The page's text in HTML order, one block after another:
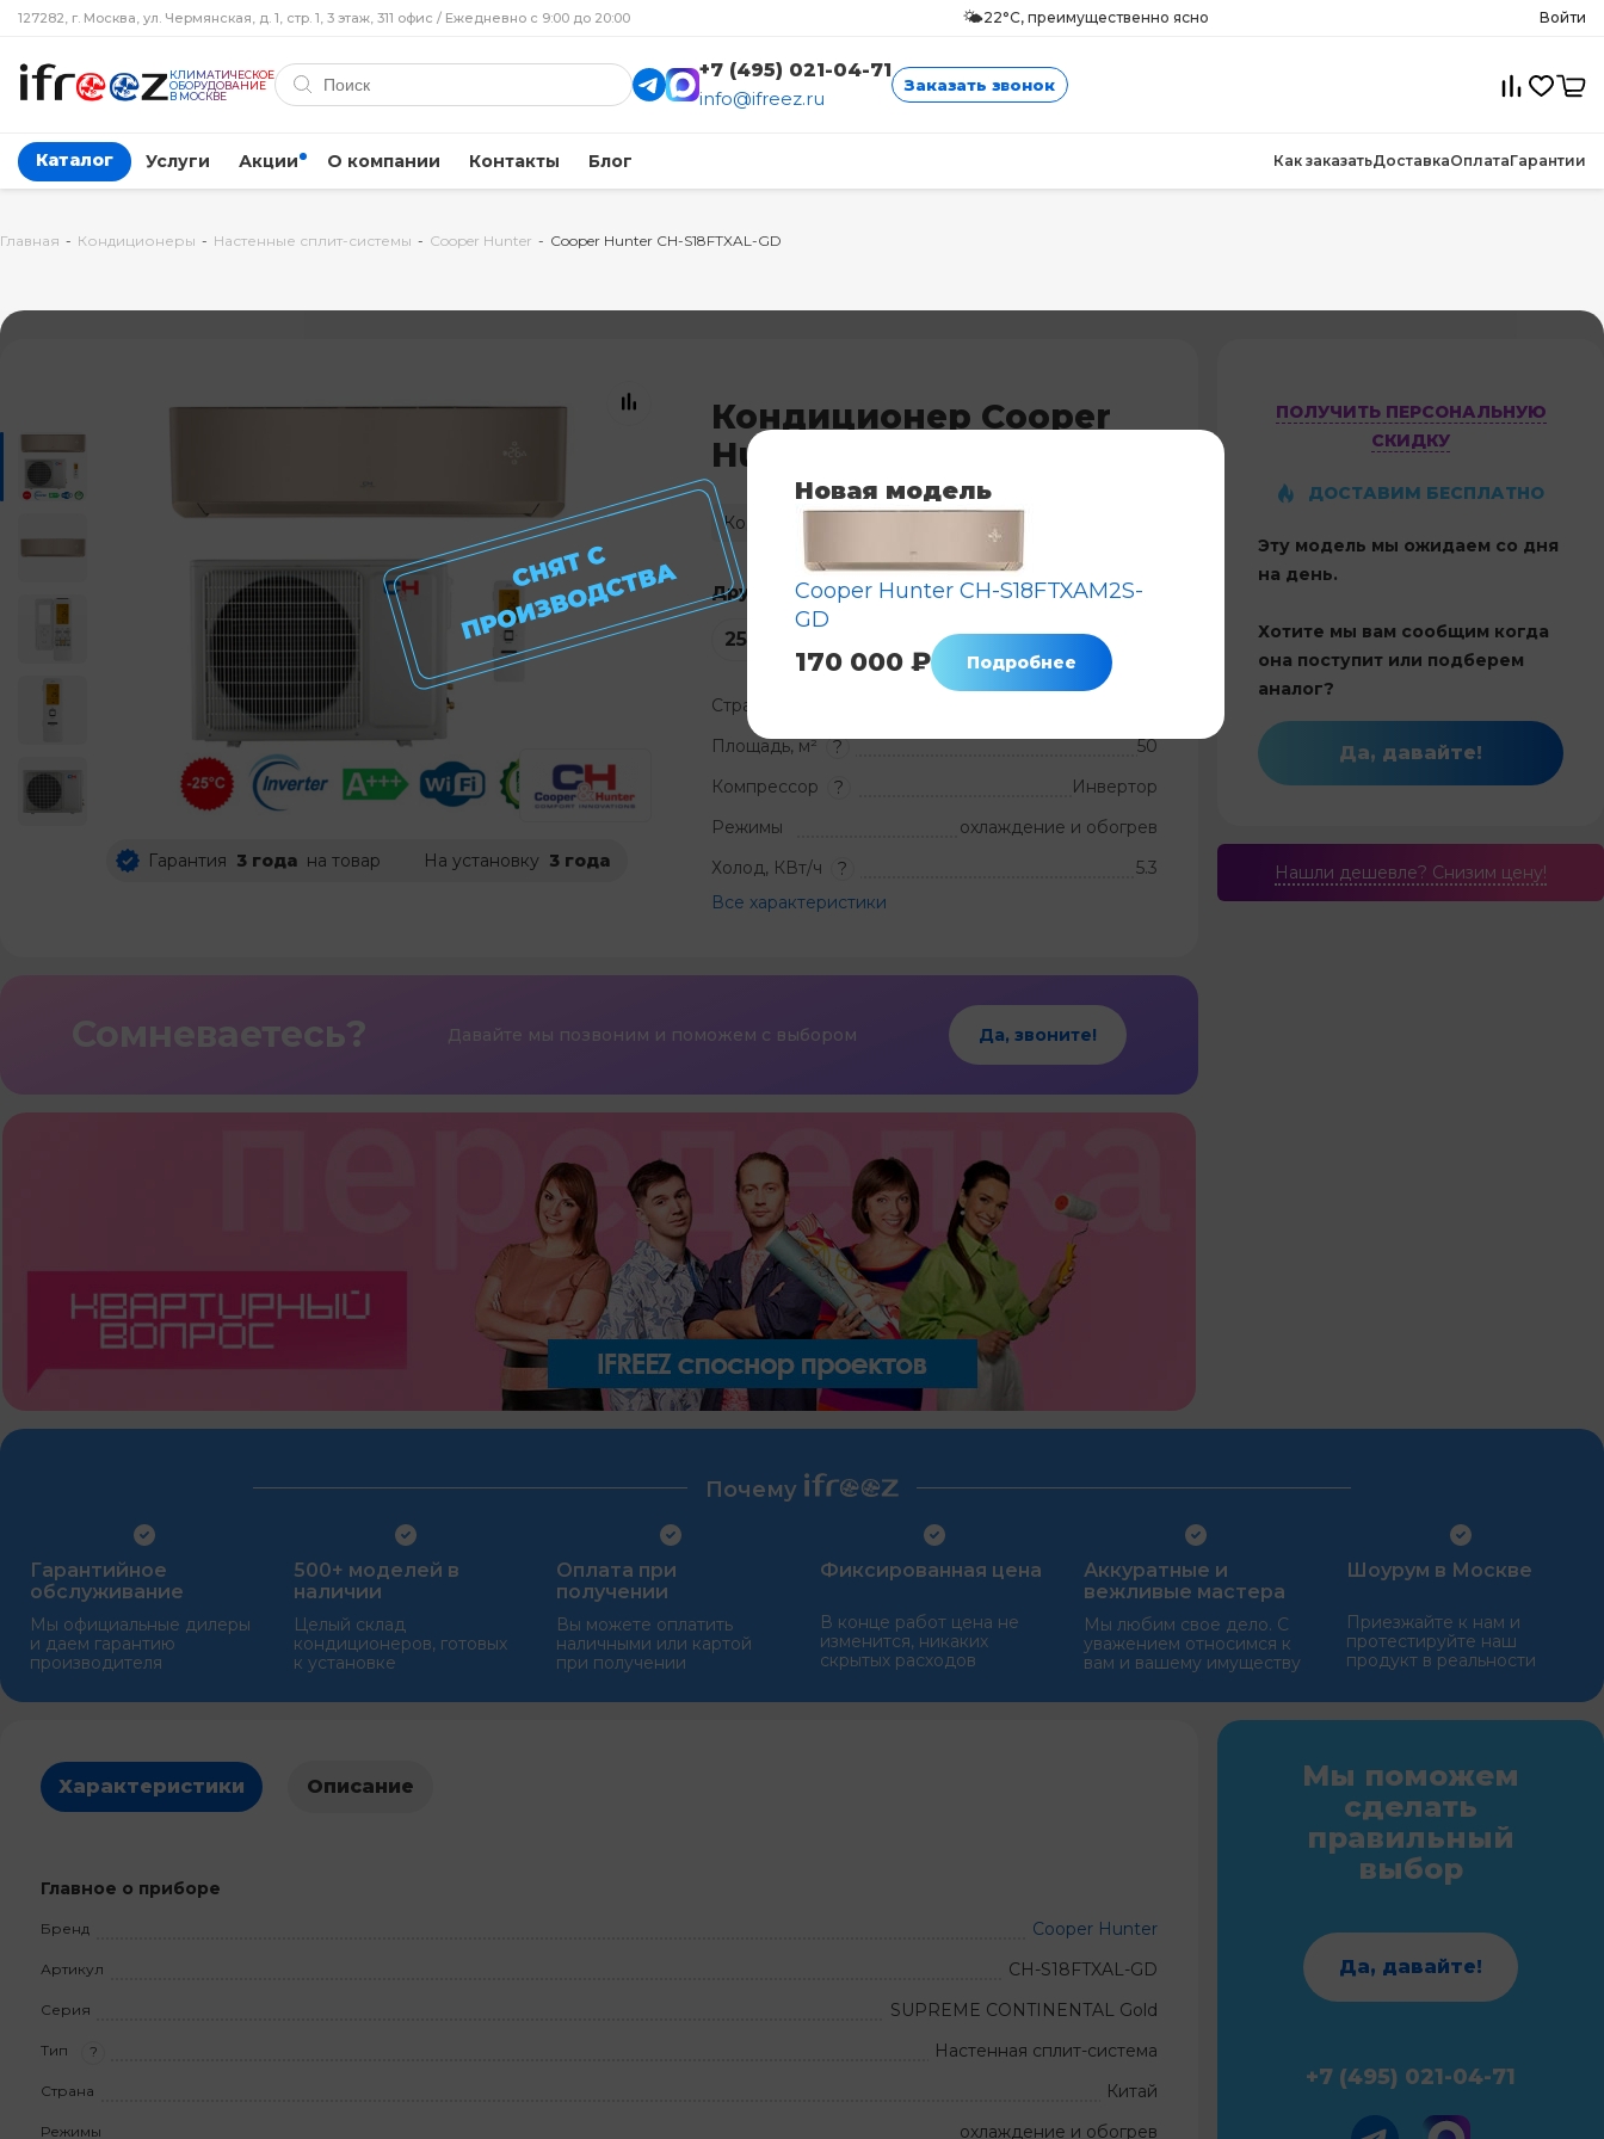
127282, г. Москва, ул. Чермянская, д. 1, стр. 1, 3 этаж, 311 офис / Ежедневно с 9:00 до 20:00 🌤️22°C, преимущественно ясно Войти
КЛИМАТИЧЕСКОЕ
ОБОРУДОВАНИЕ
В МОСКВЕ
+7 (495) 021-04-71
info@ifreez.ru
Заказать звонок
Каталог Услуги Акции О компании Контакты Блог Как заказатьДоставкаОплатаГарантии
Главная - Кондиционеры - Настенные сплит-системы - Cooper Hunter - Cooper Hunter CH-S18FTXAL-GD
Гарантия 3 года на товар На установку 3 года
Кондиционер Cooper
Hunter CH-S18FTXAL-GD
Код: 6565
Другие варианты этой модели
25м²
Страна
Площадь, м²
?
50
Компрессор
?
Инвертор
Режимы
охлаждение и обогрев
Холод, КВт/ч
?
5.3
Все характеристики
Сомневаетесь? Давайте мы позвоним и поможем с выбором Да, звоните!
ПОЛУЧИТЬ ПЕРСОНАЛЬНУЮ
СКИДКУ
ДОСТАВИМ БЕСПЛАТНО
Эту модель мы ожидаем со дня
на день.
Хотите мы вам сообщим когда
она поступит или подберем
аналог?
Да, давайте!
Нашли дешевле? Cнизим цену!
Почему
Гарантийное
обслуживание
Мы официальные дилеры
и даем гарантию
производителя
500+ моделей в
наличии
Целый склад
кондиционеров, готовых
к установке
Оплата при
получении
Вы можете оплатить
наличными или картой
при получении
Фиксированная цена
В конце работ цена не
изменится, никаких
скрытых расходов
Аккуратные и
вежливые мастера
Мы любим свое дело. С
уважением относимся к
вам и вашему имуществу
Шоурум в Москве
Приезжайте к нам и
протестируйте наш
продукт в реальности
Характеристики Описание
Главное о приборе
Бренд Cooper Hunter
Артикул CH-S18FTXAL-GD
Серия SUPREME CONTINENTAL Gold
Тип ? Настенная сплит-система
Страна Китай
Режимы охлаждение и обогрев
Мы поможем
сделать
правильный
выбор
Да, давайте!
+7 (495) 021-04-71
Новая модель
Cooper Hunter CH-S18FTXAM2S-
GD
170 000 ₽ Подробнее